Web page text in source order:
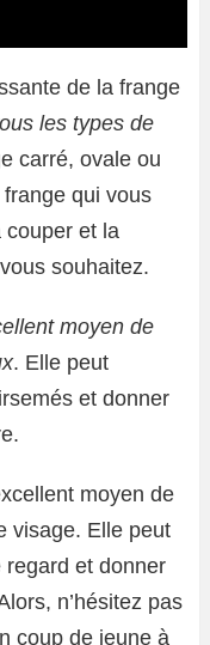
de la frange
les types de
carré, ovale ou
qui vous
couper et la
souhaitez.
moyen de
. Elle peut
et donner
moyen de
visage. Elle peut
et donner
n’hésitez pas
coup de jeune à